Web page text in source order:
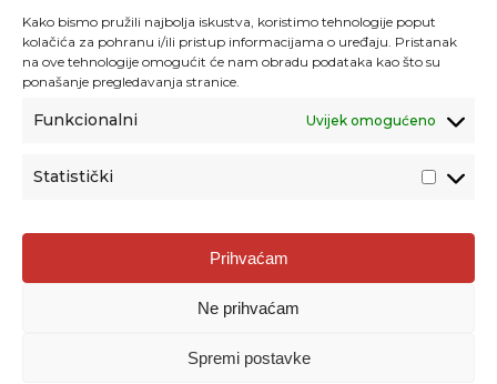
Kako bismo pružili najbolja iskustva, koristimo tehnologije poput
kolačića za pohranu i/ili pristup informacijama o uređaju. Pristanak
na ove tehnologije omogućit će nam obradu podataka kao što su
ponašanje pregledavanja stranice.
Funkcionalni Uvijek omogućeno
Statistički
Prihvaćam
Ne prihvaćam
Spremi postavke
Agencija za odgoj i obrazovanje
Donje Svetice 38, 10000 Zagreb
1778129
Prenošenje sadržaja dopušteno je uz navođenje izvora.